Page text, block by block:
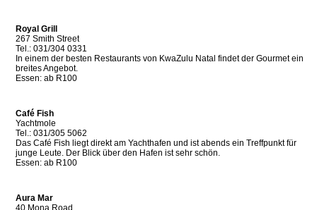
Royal Grill
267 Smith Street
Tel.: 031/304 0331
In einem der besten Restaurants von KwaZulu Natal findet der Gourmet ein
breites Angebot.
Essen: ab R100
Café Fish
Yachtmole
Tel.: 031/305 5062
Das Café Fish liegt direkt am Yachthafen und ist abends ein Treffpunkt für
junge Leute. Der Blick über den Hafen ist sehr schön.
Essen: ab R100
Aura Mar